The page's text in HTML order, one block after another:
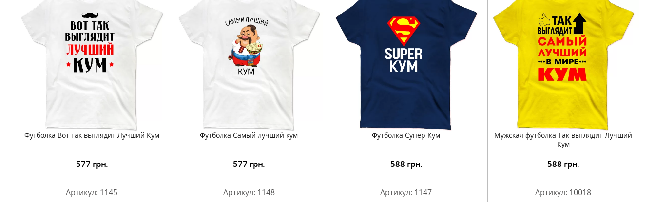
Футболка Вот так выглядит Лучший Кум
577 грн.
Артикул: 1145
Футболка Самый лучший кум
Подробнее 577 грн.
Артикул: 1148
Футболка Супер Кум
Подробнее 588 грн.
Артикул: 1147
Мужская футболка Так выглядит Лучший
Кум
Подробнее 588 грн.
Артикул: 10018